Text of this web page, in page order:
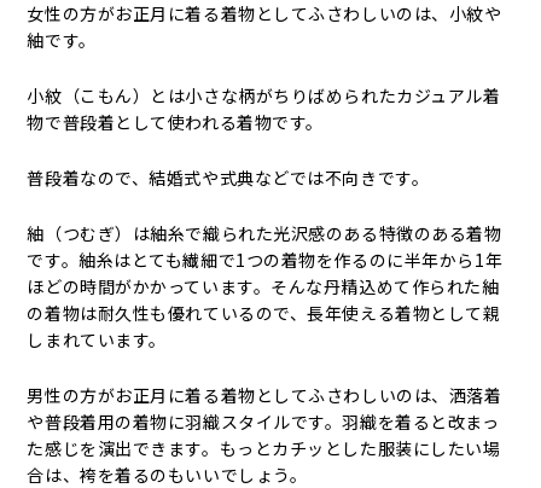
女性の方がお正月に着る着物としてふさわしいのは、小紋や
紬です。
小紋（こもん）とは小さな柄がちりばめられたカジュアル着
物で普段着として使われる着物です。
普段着なので、結婚式や式典などでは不向きです。
紬（つむぎ）は紬糸で織られた光沢感のある特徴のある着物
です。紬糸はとても繊細で1つの着物を作るのに半年から1年
ほどの時間がかかっています。そんな丹精込めて作られた紬
の着物は耐久性も優れているので、長年使える着物として親
しまれています。
男性の方がお正月に着る着物としてふさわしいのは、洒落着
や普段着用の着物に羽織スタイルです。羽織を着ると改まっ
た感じを演出できます。もっとカチッとした服装にしたい場
合は、袴を着るのもいいでしょう。